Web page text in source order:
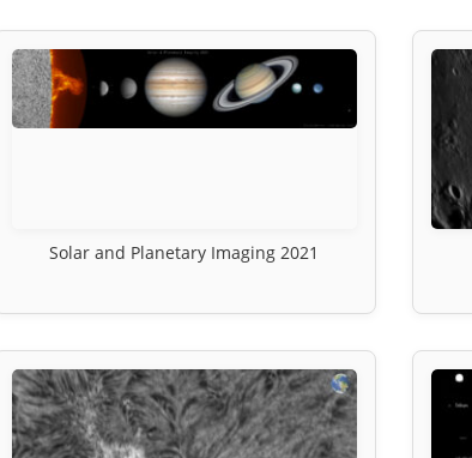
Solar and Planetary Imaging 2021